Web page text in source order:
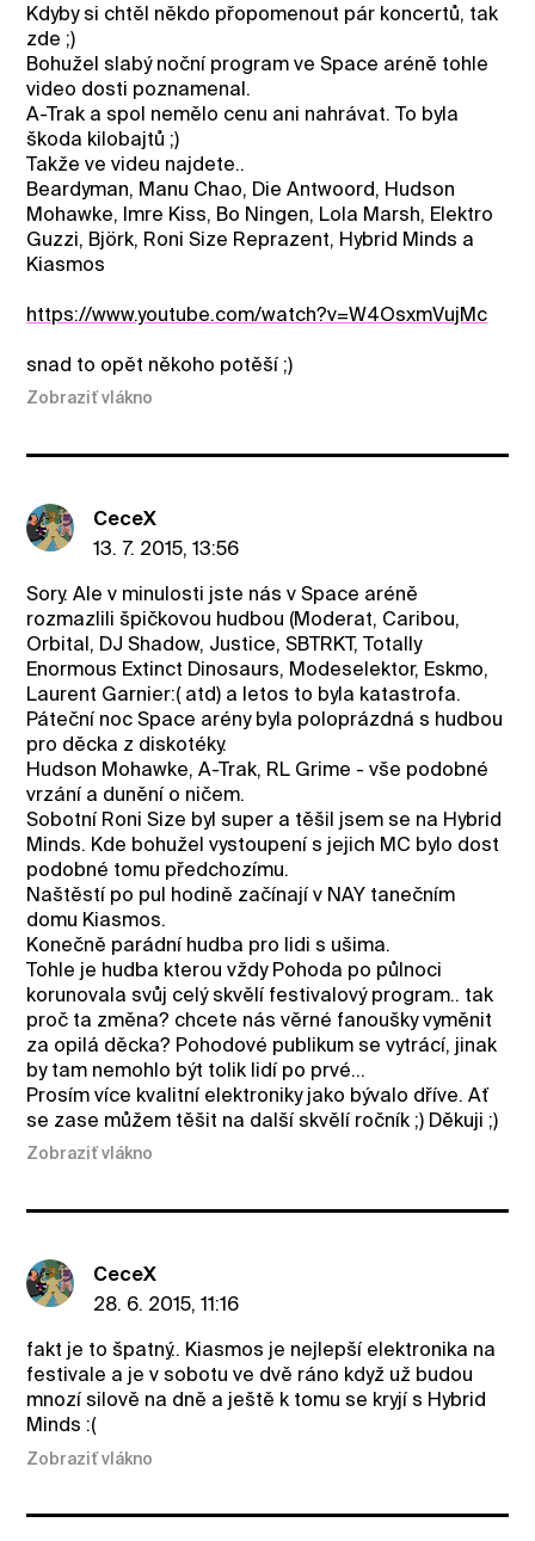
Kdyby si chtěl někdo přopomenout pár koncertů, tak
zde ;)
Bohužel slabý noční program ve Space aréně tohle
video dosti poznamenal.
A-Trak a spol nemělo cenu ani nahrávat. To byla
škoda kilobajtů ;)
Takže ve videu najdete..
Beardyman, Manu Chao, Die Antwoord, Hudson
Mohawke, Imre Kiss, Bo Ningen, Lola Marsh, Elektro
Guzzi, Björk, Roni Size Reprazent, Hybrid Minds a
Kiasmos
https://www.youtube.com/watch?v=W4OsxmVujMc
snad to opět někoho potěší ;)
Zobraziť vlákno
CeceX
13. 7. 2015, 13:56
Sory. Ale v minulosti jste nás v Space aréně
rozmazlili špičkovou hudbou (Moderat, Caribou,
Orbital, DJ Shadow, Justice, SBTRKT, Totally
Enormous Extinct Dinosaurs, Modeselektor, Eskmo,
Laurent Garnier:( atd) a letos to byla katastrofa.
Páteční noc Space arény byla poloprázdná s hudbou
pro děcka z diskotéky.
Hudson Mohawke, A-Trak, RL Grime - vše podobné
vrzání a dunění o ničem.
Sobotní Roni Size byl super a těšil jsem se na Hybrid
Minds. Kde bohužel vystoupení s jejich MC bylo dost
podobné tomu předchozímu.
Naštěstí po pul hodině začínají v NAY tanečním
domu Kiasmos.
Konečně parádní hudba pro lidi s ušima.
Tohle je hudba kterou vždy Pohoda po půlnoci
korunovala svůj celý skvělí festivalový program.. tak
proč ta změna? chcete nás věrné fanoušky vyměnit
za opilá děcka? Pohodové publikum se vytrácí, jinak
by tam nemohlo být tolik lidí po prvé...
Prosím více kvalitní elektroniky jako bývalo dříve. Ať
se zase můžem těšit na další skvělí ročník ;) Děkuji ;)
Zobraziť vlákno
CeceX
28. 6. 2015, 11:16
fakt je to špatný.. Kiasmos je nejlepší elektronika na
festivale a je v sobotu ve dvě ráno když už budou
mnozí silově na dně a ještě k tomu se kryjí s Hybrid
Minds :(
Zobraziť vlákno